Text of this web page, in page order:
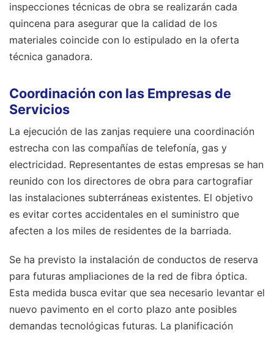
inspecciones técnicas de obra se realizarán cada
quincena para asegurar que la calidad de los
materiales coincide con lo estipulado en la oferta
técnica ganadora.
Coordinación con las Empresas de
Servicios
La ejecución de las zanjas requiere una coordinación
estrecha con las compañías de telefonía, gas y
electricidad. Representantes de estas empresas se han
reunido con los directores de obra para cartografiar
las instalaciones subterráneas existentes. El objetivo
es evitar cortes accidentales en el suministro que
afecten a los miles de residentes de la barriada.
Se ha previsto la instalación de conductos de reserva
para futuras ampliaciones de la red de fibra óptica.
Esta medida busca evitar que sea necesario levantar el
nuevo pavimento en el corto plazo ante posibles
demandas tecnológicas futuras. La planificación